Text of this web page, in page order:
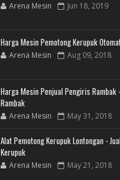
Arena Mesin Jun 18, 2019
Harga Mesin Pemotong Kerupuk
Arena Mesin Aug 09, 2018
Harga Mesin Penjual Pengiris Rambak
Rambak
Arena Mesin May 31, 2018
Alat Pemotong Kerupuk Lontongan -
Kerupuk
Arena Mesin May 21, 2018